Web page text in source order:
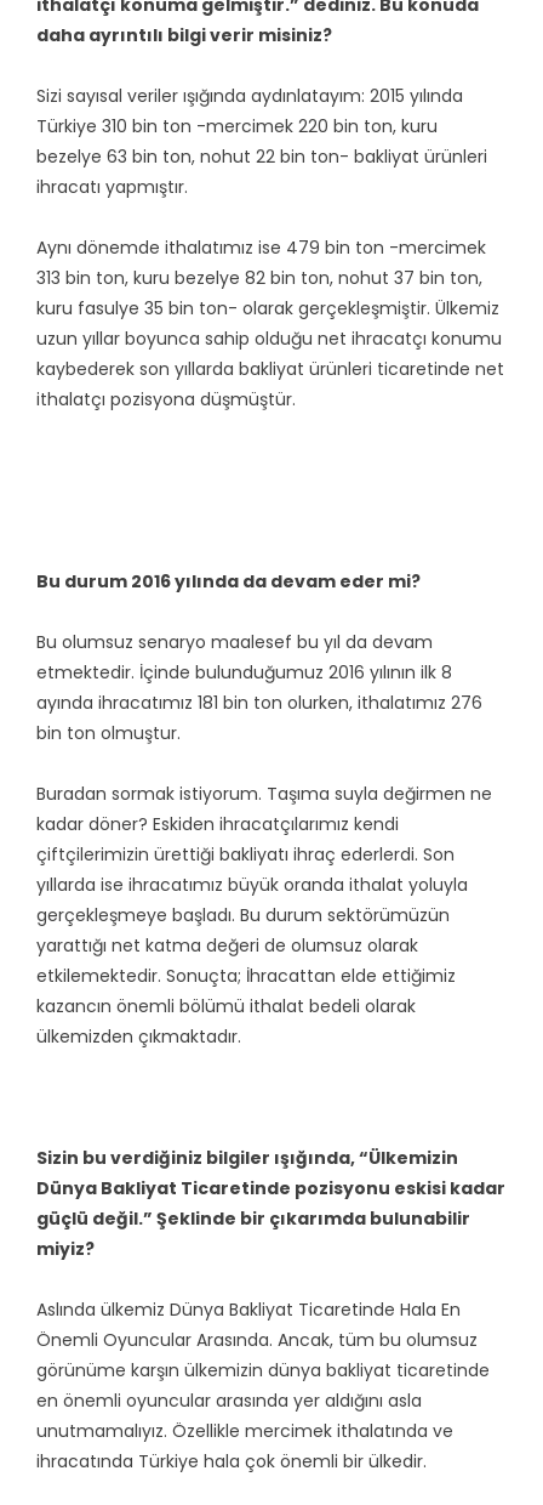
ithalatçı konuma gelmiştir.” dediniz. Bu konuda
daha ayrıntılı bilgi verir misiniz?
Sizi sayısal veriler ışığında aydınlatayım: 2015 yılında
Türkiye 310 bin ton -mercimek 220 bin ton, kuru
bezelye 63 bin ton, nohut 22 bin ton- bakliyat ürünleri
ihracatı yapmıştır.
Aynı dönemde ithalatımız ise 479 bin ton -mercimek
313 bin ton, kuru bezelye 82 bin ton, nohut 37 bin ton,
kuru fasulye 35 bin ton- olarak gerçekleşmiştir. Ülkemiz
uzun yıllar boyunca sahip olduğu net ihracatçı konumu
kaybederek son yıllarda bakliyat ürünleri ticaretinde net
ithalatçı pozisyona düşmüştür.
Bu durum 2016 yılında da devam eder mi?
Bu olumsuz senaryo maalesef bu yıl da devam
etmektedir. İçinde bulunduğumuz 2016 yılının ilk 8
ayında ihracatımız 181 bin ton olurken, ithalatımız 276
bin ton olmuştur.
Buradan sormak istiyorum. Taşıma suyla değirmen ne
kadar döner? Eskiden ihracatçılarımız kendi
çiftçilerimizin ürettiği bakliyatı ihraç ederlerdi. Son
yıllarda ise ihracatımız büyük oranda ithalat yoluyla
gerçekleşmeye başladı. Bu durum sektörümüzün
yarattığı net katma değeri de olumsuz olarak
etkilemektedir. Sonuçta; İhracattan elde ettiğimiz
kazancın önemli bölümü ithalat bedeli olarak
ülkemizden çıkmaktadır.
Sizin bu verdiğiniz bilgiler ışığında, “Ülkemizin
Dünya Bakliyat Ticaretinde pozisyonu eskisi kadar
güçlü değil.” Şeklinde bir çıkarımda bulunabilir
miyiz?
Aslında ülkemiz Dünya Bakliyat Ticaretinde Hala En
Önemli Oyuncular Arasında. Ancak, tüm bu olumsuz
görünüme karşın ülkemizin dünya bakliyat ticaretinde
en önemli oyuncular arasında yer aldığını asla
unutmamalıyız. Özellikle mercimek ithalatında ve
ihracatında Türkiye hala çok önemli bir ülkedir.